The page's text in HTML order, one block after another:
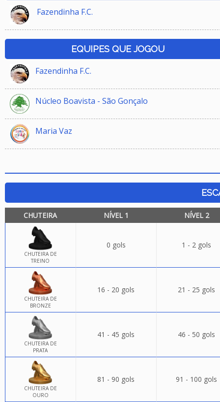
Fazendinha F.C.
EQUIPES QUE JOGOU
Fazendinha F.C.
Núcleo Boavista - São Gonçalo
Maria Vaz
CHUTEIRA NÍVEL 1 NÍVEL 2
CHUTEIRA DE
TREINO
0 gols 1 - 2 gols
CHUTEIRA DE
BRONZE
16 - 20 gols 21 - 25 gols
CHUTEIRA DE
PRATA
41 - 45 gols 46 - 50 gols
CHUTEIRA DE
OURO
81 - 90 gols 91 - 100 gols